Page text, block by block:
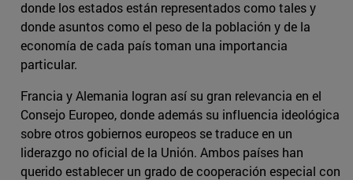
donde los estados están representados como tales y
donde asuntos como el peso de la población y de la
economía de cada país toman una importancia
particular.
Francia y Alemania logran así su gran relevancia en el
Consejo Europeo, donde además su influencia ideológica
sobre otros gobiernos europeos se traduce en un
liderazgo no oficial de la Unión. Ambos países han
querido establecer un grado de cooperación especial con